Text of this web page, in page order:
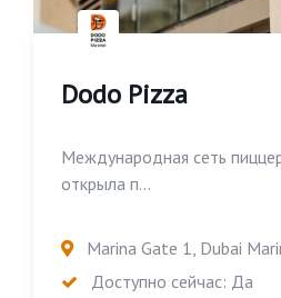
Dodo Pizza
Международная сеть
открыла п...
Marina Gate 1, Dubai
Доступно сейчас: Да